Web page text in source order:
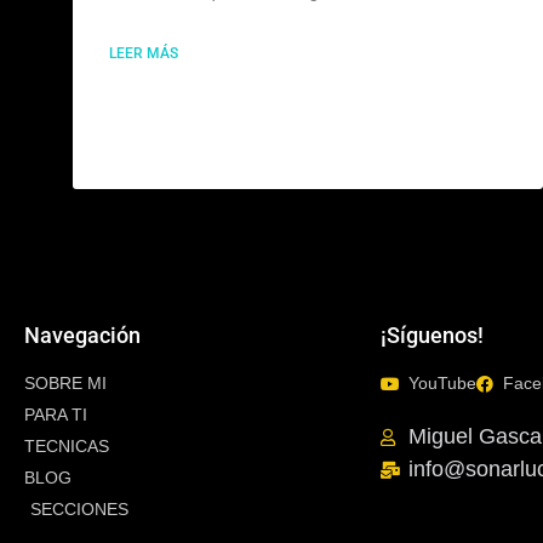
LEER MÁS
Navegación
SOBRE MI
PARA TI
TECNICAS
BLOG
SECCIONES
¡Síguenos!
YouTube
Miguel Gasca